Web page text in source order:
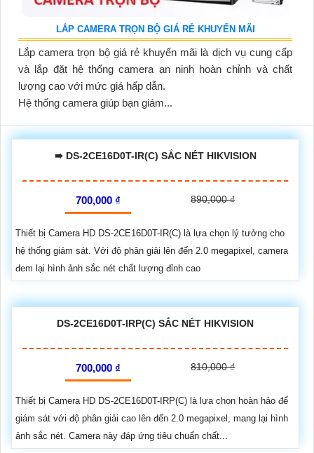
LẮP CAMERA TRỌN BỘ GIÁ RẺ KHUYẾN MÃI
Lắp camera trọn bộ giá rẻ khuyến mãi là dịch vụ cung cấp
và lắp đặt hệ thống camera an ninh hoàn chỉnh và chất
lượng cao với mức giá hấp dẫn.
Hệ thống camera giúp bạn giám...
➠ DS-2CE16D0T-IR(C) SẮC NÉT HIKVISION
700,000 ₫ 890,000 ₫
Thiết bị Camera HD DS-2CE16D0T-IR(C) là lựa chọn lý tưởng cho
hệ thống giám sát. Với độ phân giải lên đến 2.0 megapixel, camera
đem lại hình ảnh sắc nét chất lượng đỉnh cao
DS-2CE16D0T-IRP(C) SẮC NÉT HIKVISION
700,000 ₫ 810,000 ₫
Thiết bị Camera HD DS-2CE16D0T-IRP(C) là lựa chọn hoàn hảo để
giám sát với độ phân giải cao lên đến 2.0 megapixel, mang lại hình
ảnh sắc nét. Camera này đáp ứng tiêu chuẩn chất...